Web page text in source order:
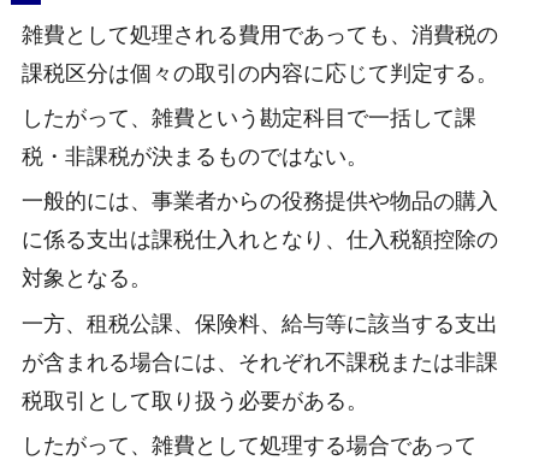
雑費として処理される費用であっても、消費税の
課税区分は個々の取引の内容に応じて判定する。
したがって、雑費という勘定科目で一括して課
税・非課税が決まるものではない。
一般的には、事業者からの役務提供や物品の購入
に係る支出は課税仕入れとなり、仕入税額控除の
対象となる。
一方、租税公課、保険料、給与等に該当する支出
が含まれる場合には、それぞれ不課税または非課
税取引として取り扱う必要がある。
したがって、雑費として処理する場合であって